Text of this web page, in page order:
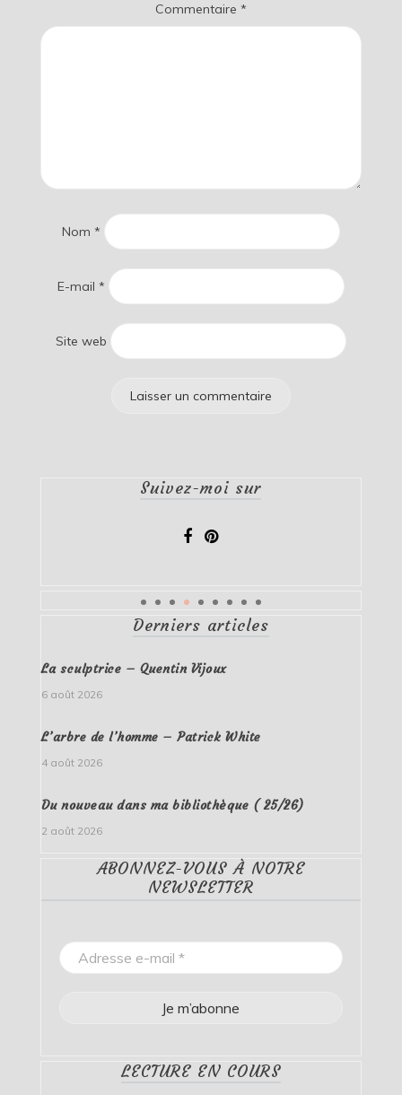
Commentaire *
Nom *
E-mail *
Site web
Suivez-moi sur
Derniers articles
La sculptrice – Quentin Vijoux
6 août 2026
L’arbre de l’homme – Patrick White
4 août 2026
Du nouveau dans ma bibliothèque ( 25/26)
2 août 2026
ABONNEZ-VOUS À NOTRE
NEWSLETTER
LECTURE EN COURS